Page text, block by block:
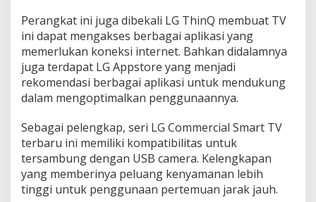
Perangkat ini juga dibekali LG ThinQ membuat TV
ini dapat mengakses berbagai aplikasi yang
memerlukan koneksi internet. Bahkan didalamnya
juga terdapat LG Appstore yang menjadi
rekomendasi berbagai aplikasi untuk mendukung
dalam mengoptimalkan penggunaannya.
Sebagai pelengkap, seri LG Commercial Smart TV
terbaru ini memiliki kompatibilitas untuk
tersambung dengan USB camera. Kelengkapan
yang memberinya peluang kenyamanan lebih
tinggi untuk penggunaan pertemuan jarak jauh.